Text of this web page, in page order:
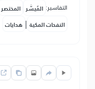
التفاسير: المُيسَّر المختصر
النفحات المكية | هدايات